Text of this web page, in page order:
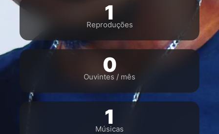
1
Reproduções
0
Ouvintes / mês
1
Músicas